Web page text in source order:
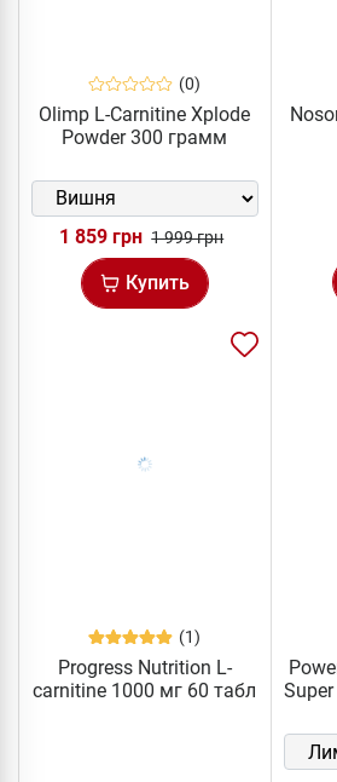
(0)
Olimp L-Carnitine Xplode
Powder 300 грамм
1 859 грн 1 999 грн
Купить
(1)
Progress Nutrition L-
carnitine 1000 мг 60 табл